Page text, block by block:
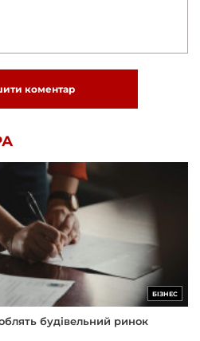
коментар
БІЗНЕС
будівельний ринок